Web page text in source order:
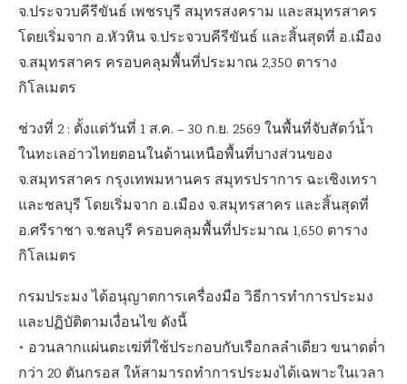
จ.ประจวบคีรีขันธ์ เพชรบุรี สมุทรสงคราม และสมุทรสาคร
โดยเริ่มจาก อ.หัวหิน จ.ประจวบคีรีขันธ์ และสิ้นสุดที่ อ.เมือง
จ.สมุทรสาคร ครอบคลุมพื้นที่ประมาณ 2,350 ตาราง
กิโลเมตร
ช่วงที่ 2 : ตั้งแต่วันที่ 1 ส.ค. – 30 ก.ย. 2569 ในพื้นที่จับสัตว์น้ำ
ในทะเลอ่าวไทยตอนในด้านเหนือพื้นที่บางส่วนของ
จ.สมุทรสาคร กรุงเทพมหานคร สมุทรปราการ ฉะเชิงเทรา
และชลบุรี โดยเริ่มจาก อ.เมือง จ.สมุทรสาคร และสิ้นสุดที่
อ.ศรีราชา จ.ชลบุรี ครอบคลุมพื้นที่ประมาณ 1,650 ตาราง
กิโลเมตร
กรมประมง ได้อนุญาตการเครื่องมือ วิธีการทำการประมง
และปฏิบัติตามเงื่อนไข ดังนี้
• อวนลากแผ่นตะเฆ่ที่ใช้ประกอบกับเรือกลลำเดียว ขนาดต่ำ
กว่า 20 ตันกรอส ให้สามารถทำการประมงได้เฉพาะในเวลา